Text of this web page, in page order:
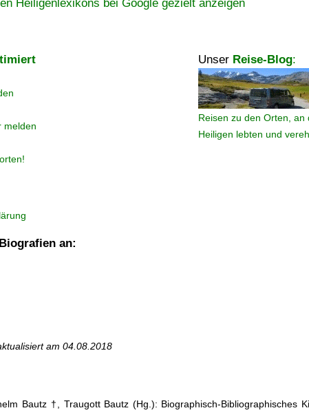
Heiligenlexikons bei Google gezielt anzeigen
Unser Reise-Blog:
Reisen zu den Orten, an
Heiligen lebten und
melden
an:
am 04.08.2018
Bautz †, Traugott Bautz (Hg.): Biographisch-Bibliographisches